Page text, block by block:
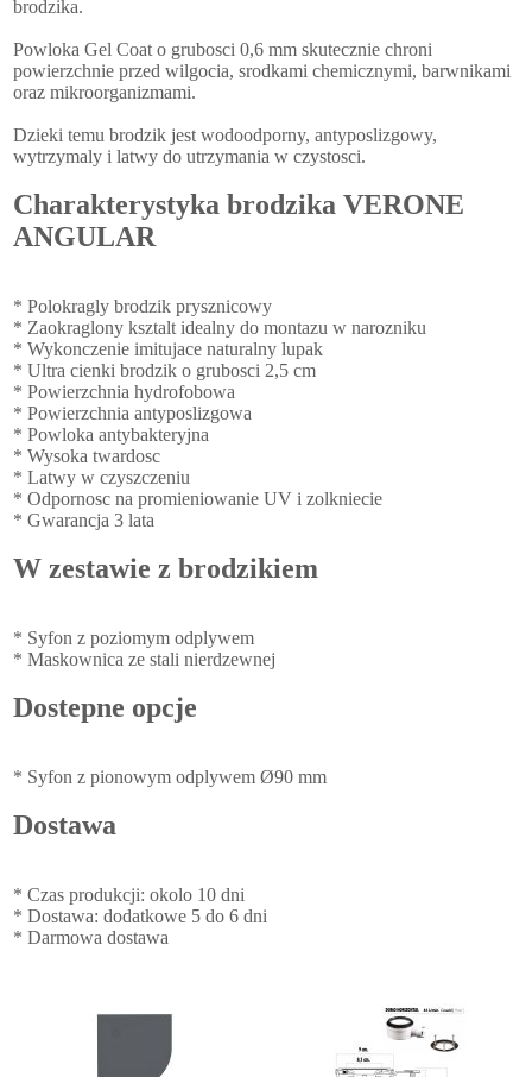
brodzika.
Powloka Gel Coat o grubosci 0,6 mm skutecznie chroni
powierzchnie przed wilgocia, srodkami chemicznymi, barwnikami
oraz mikroorganizmami.
Dzieki temu brodzik jest wodoodporny, antyposlizgowy,
wytrzymaly i latwy do utrzymania w czystosci.
Charakterystyka brodzika VERONE
ANGULAR
* Polokragly brodzik prysznicowy
* Zaokraglony ksztalt idealny do montazu w narozniku
* Wykonczenie imitujace naturalny lupak
* Ultra cienki brodzik o grubosci 2,5 cm
* Powierzchnia hydrofobowa
* Powierzchnia antyposlizgowa
* Powloka antybakteryjna
* Wysoka twardosc
* Latwy w czyszczeniu
* Odpornosc na promieniowanie UV i zolkniecie
* Gwarancja 3 lata
W zestawie z brodzikiem
* Syfon z poziomym odplywem
* Maskownica ze stali nierdzewnej
Dostepne opcje
* Syfon z pionowym odplywem Ø90 mm
Dostawa
* Czas produkcji: okolo 10 dni
* Dostawa: dodatkowe 5 do 6 dni
* Darmowa dostawa